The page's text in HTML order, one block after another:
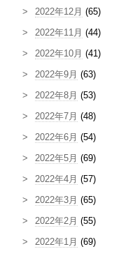
2022年12月 (65)
2022年11月 (44)
2022年10月 (41)
2022年9月 (63)
2022年8月 (53)
2022年7月 (48)
2022年6月 (54)
2022年5月 (69)
2022年4月 (57)
2022年3月 (65)
2022年2月 (55)
2022年1月 (69)